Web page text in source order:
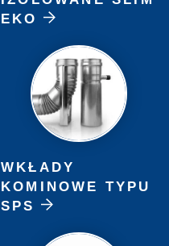
EKO
WKŁADY
KOMINOWE TYPU
SPS